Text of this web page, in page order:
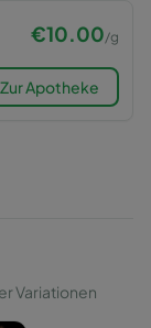
€10.00/g
Zur Apotheke
Variationen